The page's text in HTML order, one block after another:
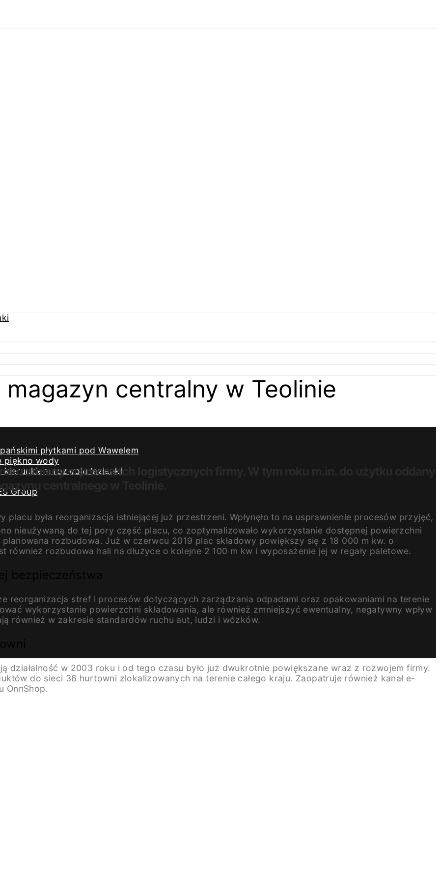
płytkami pod Wawelem
piękno wody
rozwoju łazienki
Group
centralny w Teolinie
zmiany w procesach logistycznych firmy. W tym roku m.in. do użytku oddany
centralnego w Teolinie.
była reorganizacja istniejącej już przestrzeni. Wpłynęło to na usprawnienie procesów przyjęć,
nieużywaną do tej pory część placu, co zoptymalizowało wykorzystanie dostępnej powierzchni
rozbudowa. Już w czerwcu 2019 plac składowy powiększy się z 18 000 m kw. o
rozbudowa hali na dłużyce o kolejne 2 100 m kw i wyposażenie jej w regały paletowe.
bezpieczeństwa
reorganizacja stref i procesów dotyczących zarządzania odpadami oraz opakowaniami na terenie
wykorzystanie powierzchni składowania, ale również zmniejszyć ewentualny, negatywny wpływ
również w zakresie standardów ruchu aut, ludzi i wózków.
działalność w 2003 roku i od tego czasu było już dwukrotnie powiększane wraz z rozwojem firmy.
do sieci 36 hurtowni zlokalizowanych na terenie całego kraju. Zaopatruje również kanał e-
OnnShop.